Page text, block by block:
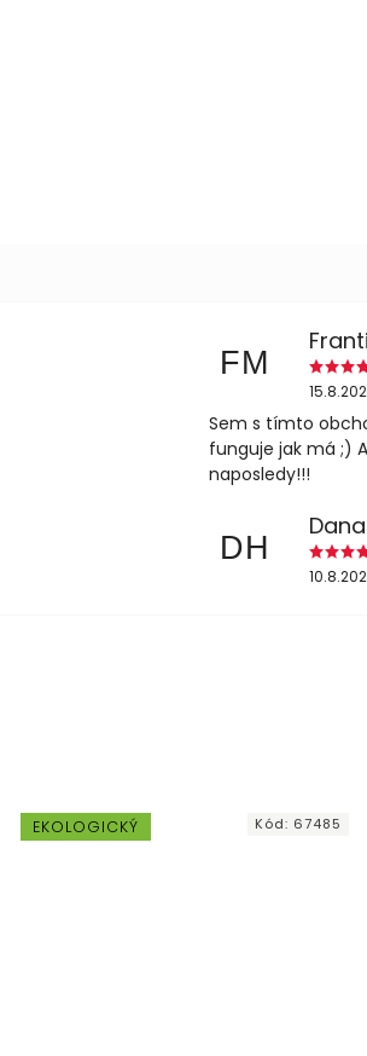
FM
Sem s tímto
funguje jak má ;)
naposledy!!!
DH
EKOLOGICKÝ Kód: 67485